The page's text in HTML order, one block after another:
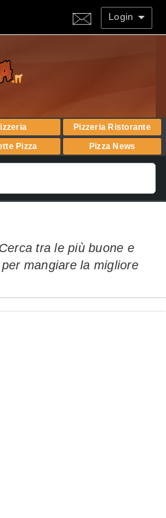
Login
Pizzeria Ristorante
Pizza Pizza News
tra le più buone e
mangiare la migliore